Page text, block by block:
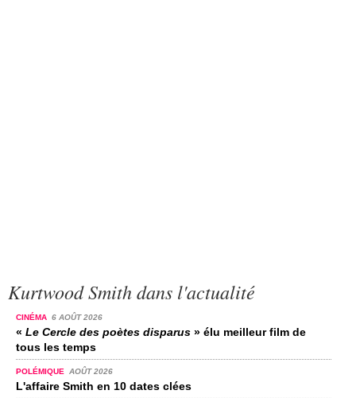
Kurtwood Smith dans l'actualité
CINÉMA 6 AOÛT 2026
« Le Cercle des poètes disparus » élu meilleur film de
tous les temps
POLÉMIQUE AOÛT 2026
L'affaire Smith en 10 dates clées